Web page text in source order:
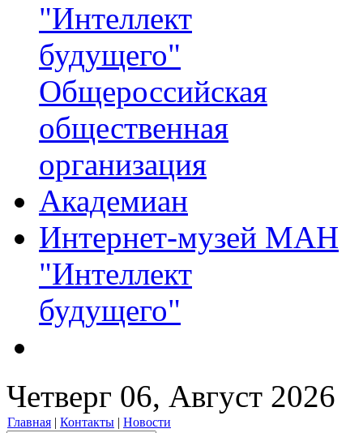
"Интеллект
будущего"
Общероссийская
общественная
организация
Академиан
Интернет-музей МАН
"Интеллект
будущего"
Четверг 06, Август 2026
Главная | Контакты | Новости